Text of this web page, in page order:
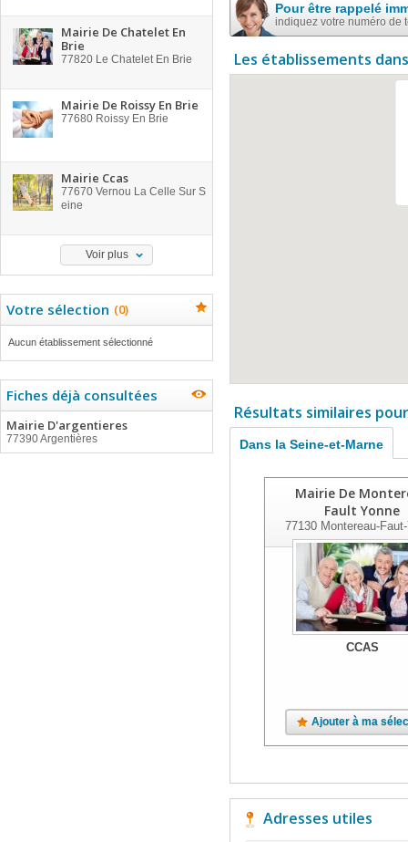
Mairie De Chatelet En
Brie
77820 Le Chatelet En Brie
Mairie De Roissy En Brie
77680 Roissy En Brie
Mairie Ccas
77670 Vernou La Celle Sur S
eine
Voir plus
Votre sélection (0)
Aucun établissement sélectionné
Fiches déjà consultées
Mairie D'argentieres
77390 Argentières
Pour être rappelé
indiquez votre numéro de
Les établissements
Résultats similaires
Dans la Seine-et-Marne
Mairie De
Fault Yonne
77130Montereau-Faut-
CCAS
Ajouter à ma
Adresses utiles